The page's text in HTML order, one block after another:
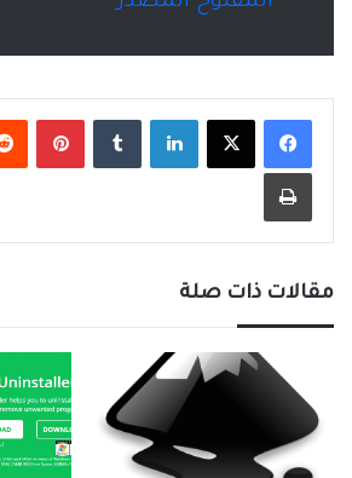
لينكدإن بينتيريست
مقالات ذات صلة